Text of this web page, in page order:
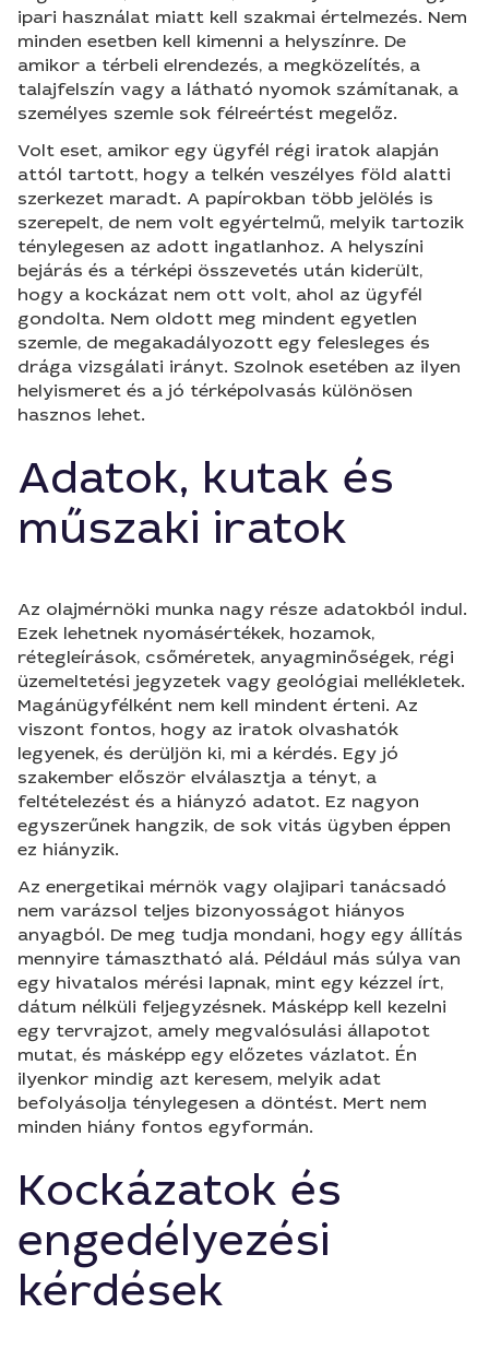
ipari használat miatt kell szakmai értelmezés. Nem
minden esetben kell kimenni a helyszínre. De
amikor a térbeli elrendezés, a megközelítés, a
talajfelszín vagy a látható nyomok számítanak, a
személyes szemle sok félreértést megelőz.
Volt eset, amikor egy ügyfél régi iratok alapján
attól tartott, hogy a telkén veszélyes föld alatti
szerkezet maradt. A papírokban több jelölés is
szerepelt, de nem volt egyértelmű, melyik tartozik
ténylegesen az adott ingatlanhoz. A helyszíni
bejárás és a térképi összevetés után kiderült,
hogy a kockázat nem ott volt, ahol az ügyfél
gondolta. Nem oldott meg mindent egyetlen
szemle, de megakadályozott egy felesleges és
drága vizsgálati irányt. Szolnok esetében az ilyen
helyismeret és a jó térképolvasás különösen
hasznos lehet.
Adatok, kutak és
műszaki iratok
Az olajmérnöki munka nagy része adatokból indul.
Ezek lehetnek nyomásértékek, hozamok,
rétegleírások, csőméretek, anyagminőségek, régi
üzemeltetési jegyzetek vagy geológiai mellékletek.
Magánügyfélként nem kell mindent érteni. Az
viszont fontos, hogy az iratok olvashatók
legyenek, és derüljön ki, mi a kérdés. Egy jó
szakember először elválasztja a tényt, a
feltételezést és a hiányzó adatot. Ez nagyon
egyszerűnek hangzik, de sok vitás ügyben éppen
ez hiányzik.
Az energetikai mérnök vagy olajipari tanácsadó
nem varázsol teljes bizonyosságot hiányos
anyagból. De meg tudja mondani, hogy egy állítás
mennyire támasztható alá. Például más súlya van
egy hivatalos mérési lapnak, mint egy kézzel írt,
dátum nélküli feljegyzésnek. Másképp kell kezelni
egy tervrajzot, amely megvalósulási állapotot
mutat, és másképp egy előzetes vázlatot. Én
ilyenkor mindig azt keresem, melyik adat
befolyásolja ténylegesen a döntést. Mert nem
minden hiány fontos egyformán.
Kockázatok és
engedélyezési
kérdések